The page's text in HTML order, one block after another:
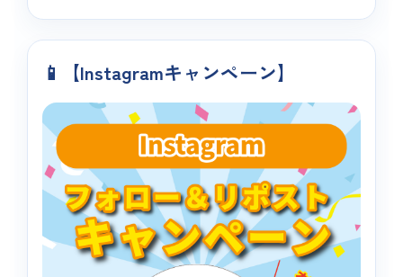
📱【Instagramキャンペーン】